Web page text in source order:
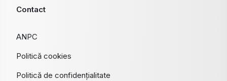
Contact
ANPC
Politică cookies
Politică de confidențialitate